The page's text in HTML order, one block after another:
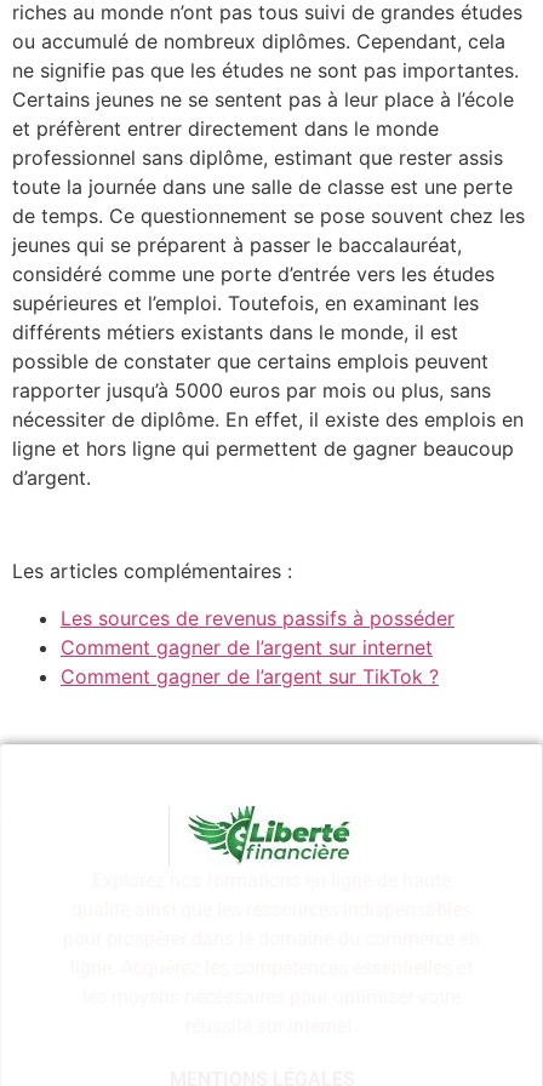
riches au monde n’ont pas tous suivi de grandes études
ou accumulé de nombreux diplômes. Cependant, cela
ne signifie pas que les études ne sont pas importantes.
Certains jeunes ne se sentent pas à leur place à l’école
et préfèrent entrer directement dans le monde
professionnel sans diplôme, estimant que rester assis
toute la journée dans une salle de classe est une perte
de temps. Ce questionnement se pose souvent chez les
jeunes qui se préparent à passer le baccalauréat,
considéré comme une porte d’entrée vers les études
supérieures et l’emploi. Toutefois, en examinant les
différents métiers existants dans le monde, il est
possible de constater que certains emplois peuvent
rapporter jusqu’à 5000 euros par mois ou plus, sans
nécessiter de diplôme. En effet, il existe des emplois en
ligne et hors ligne qui permettent de gagner beaucoup
d’argent.
Les articles complémentaires :
Les sources de revenus passifs à posséder
Comment gagner de l’argent sur internet
Comment gagner de l’argent sur TikTok ?